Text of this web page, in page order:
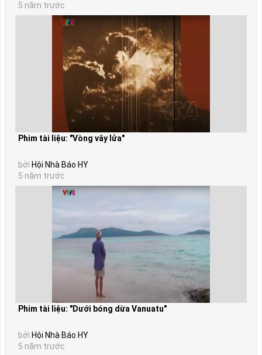
5 năm trước
Phim tài liệu: "Vòng vây lửa"
bởi Hội Nhà Báo HY
5 năm trước
Phim tài liệu: "Dưới bóng dừa Vanuatu"
bởi Hội Nhà Báo HY
5 năm trước